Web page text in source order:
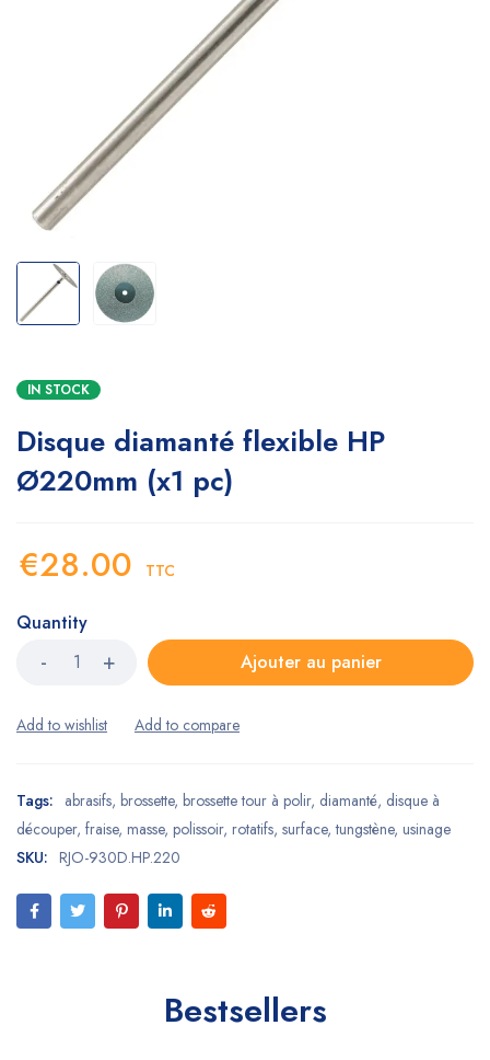
IN STOCK
Disque diamanté flexible HP
Ø220mm (x1 pc)
€28.00 TTC
Quantity
Ajouter au panier
Tags: abrasifs, brossette, brossette tour à polir, diamanté, disque à
découper, fraise, masse, polissoir, rotatifs, surface,tungstène, usinage
SKU: RJO-930D.HP.220
Bestsellers